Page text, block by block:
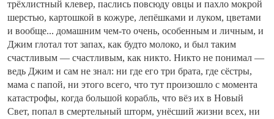
трёхлистный клевер, паслись повсюду овцы и пахло мокрой
шерстью, картошкой в кожуре, лепёшками и луком, цветами
и вообще... домашним чем-то очень, особенным и личным, и
Джим глотал тот запах, как будто молоко, и был таким
счастливым — счастливым, как никто. Никто не понимал —
ведь Джим и сам не знал: ни где его три брата, где сёстры,
мама с папой, ни этого всего, что тут произошло с момента
катастрофы, когда большой корабль, что вёз их в Новый
Свет, попал в смертельный шторм, унёсший жизни всех, ни